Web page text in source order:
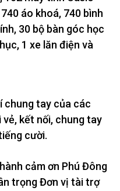
áo khoá, 740 bình
30 bộ bàn góc học
1 xe lăn điện và
chung tay của các
kết nối, chung tay
cười.
cảm ơn Phú Đông
trọng Đơn vị tài trợ